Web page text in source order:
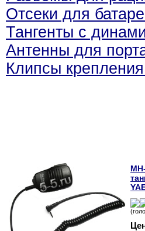
Отсеки для
Тангенты с
Антенны для
Клипсы